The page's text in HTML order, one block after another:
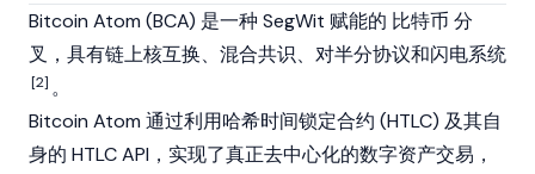
Bitcoin Atom (BCA) 是一种 SegWit 赋能的 比特币 分
叉，具有链上核互换、混合共识、对半分协议和闪电系统
[2] 。
Bitcoin Atom 通过利用哈希时间锁定合约 (HTLC) 及其自
身的 HTLC API，实现了真正去中心化的数字资产交易，